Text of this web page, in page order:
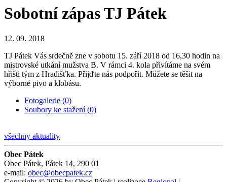
Sobotní zápas TJ Pátek
12. 09. 2018
TJ Pátek Vás srdečně zne v sobotu 15. září 2018 od 16,30 hodin na
mistrovské utkání mužstva B. V rámci 4. kola přivítáme na svém
hřišti tým z Hradišťka. Přijďte nás podpořit. Můžete se těšit na
výborné pivo a klobásu.
Fotogalerie (0)
Soubory ke stažení (0)
všechny aktuality
Obec Pátek
Obec Pátek, Pátek 14, 290 01
e-mail: obec@obecpatek.cz